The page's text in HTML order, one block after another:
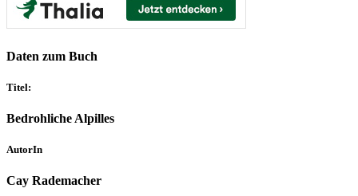
Daten zum Buch
Titel:
Bedrohliche Alpilles
AutorIn
Cay Rademacher